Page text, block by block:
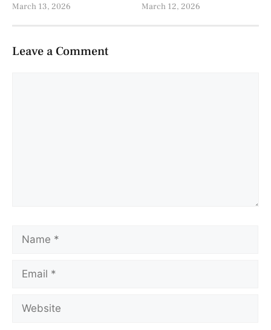
March 13, 2026 March 12, 2026
Leave a Comment